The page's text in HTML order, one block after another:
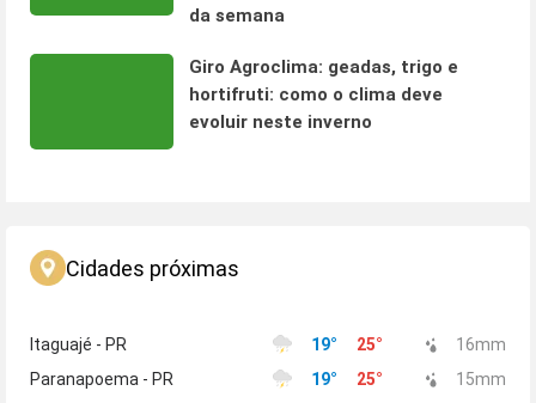
da semana
Giro Agroclima: geadas, trigo e
hortifruti: como o clima deve
evoluir neste inverno
Cidades próximas
Itaguajé - PR 19° 25° 16mm
Paranapoema - PR
19° 25° 15mm